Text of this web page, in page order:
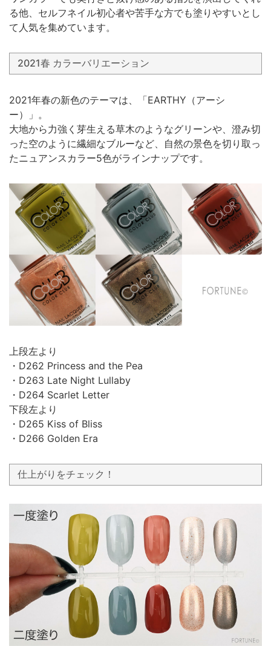
る他、セルフネイル初心者や苦手な方でも塗りやすいとし
て人気を集めています。
2021春 カラーバリエーション
2021年春の新色のテーマは、「EARTHY（アーシ
ー）」。
大地から力強く芽生える草木のようなグリーンや、澄み切
った空のように繊細なブルーなど、自然の景色を切り取っ
たニュアンスカラー5色がラインナップです。
上段左より
・D262 Princess and the Pea
・D263 Late Night Lullaby
・D264 Scarlet Letter
下段左より
・D265 Kiss of Bliss
・D266 Golden Era
仕上がりをチェック！